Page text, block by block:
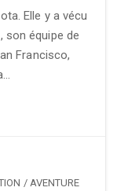
Elle y a vécu
son équipe de
Francisco,
/ AVENTURE